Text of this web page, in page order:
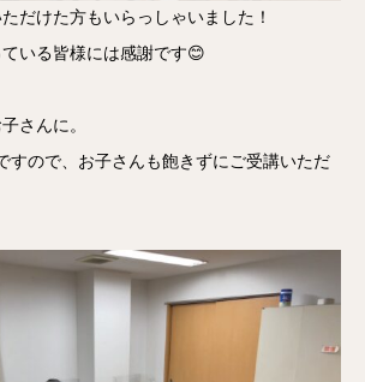
だけた方もいらっしゃいました！
いる皆様には感謝です😊
さんに。
すので、お子さんも飽きずにご受講いただ